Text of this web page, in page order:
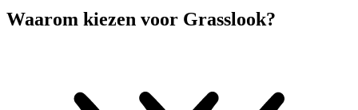
Waarom kiezen voor Grasslook?